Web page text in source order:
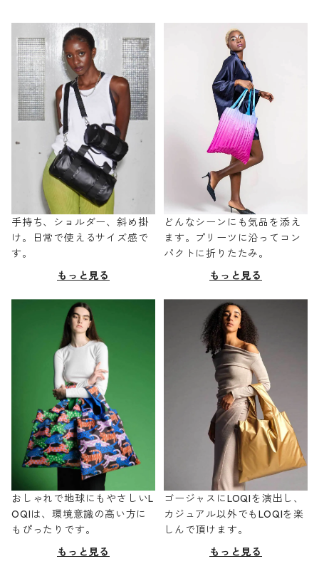
手持ち、ショルダー、斜め掛
け。日常で使えるサイズ感で
す。
もっと見る
どんなシーンにも気品を添え
ます。プリーツに沿ってコン
パクトに折りたたみ。
もっと見る
おしゃれで地球にもやさしいL
OQIは、環境意識の高い方に
もぴったりです。
もっと見る
ゴージャスにLOQIを演出し、
カジュアル以外でもLOQIを楽
しんで頂けます。
もっと見る